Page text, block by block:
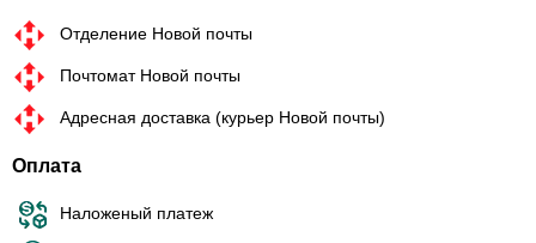
Отделение Новой почты
Почтомат Новой почты
Адресная доставка (курьер Новой почты)
Оплата
Наложеный платеж